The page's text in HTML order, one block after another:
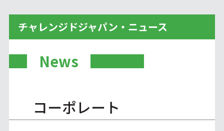
チャレンジドジャパン・ニュース
News
コーポレート